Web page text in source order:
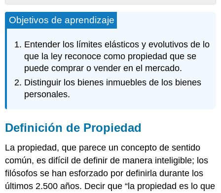
de
Propiedad
El
de
vista
del
economista
Clasificación
propiedad
Importancia
de
la
Distinción
entre
Objetivos de aprendizaje
Entender los límites elásticos y evolutivos de lo
que la ley reconoce como propiedad que se
puede comprar o vender en el mercado.
Distinguir los bienes inmuebles de los bienes
personales.
Definición de Propiedad
La propiedad, que parece un concepto de sentido
común, es difícil de definir de manera inteligible; los
filósofos se han esforzado por definirla durante los
últimos 2.500 años. Decir que “la propiedad es lo que